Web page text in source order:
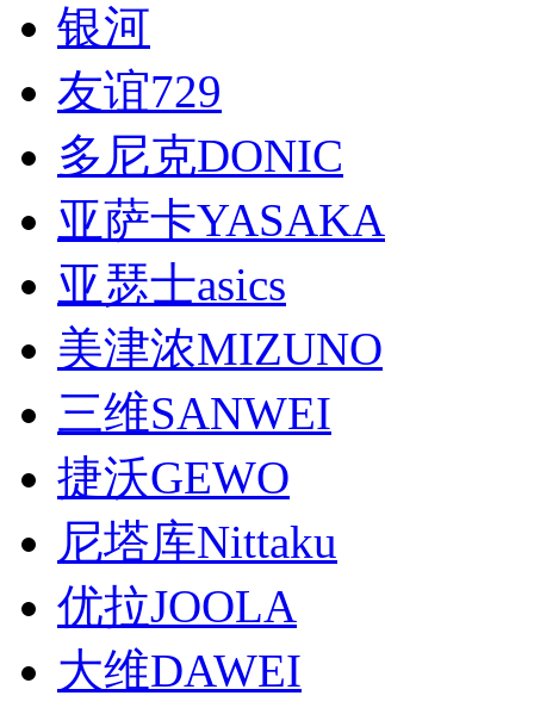
银河
友谊729
多尼克DONIC
亚萨卡YASAKA
亚瑟士asics
美津浓MIZUNO
三维SANWEI
捷沃GEWO
尼塔库Nittaku
优拉JOOLA
大维DAWEI